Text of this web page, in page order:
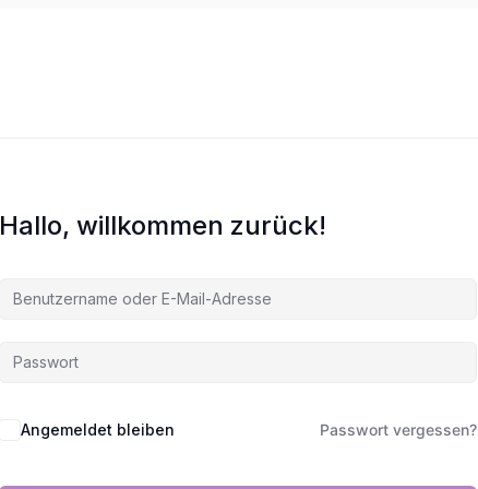
Hallo, willkommen zurück!
Angemeldet bleiben Passwort vergessen?